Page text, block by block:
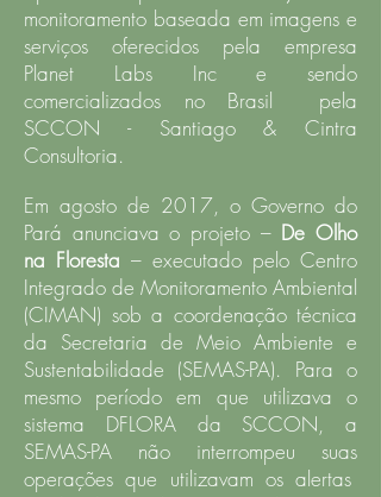
monitoramento baseada em imagens e
serviços oferecidos pela empresa
Planet Labs Inc e sendo
comercializados no Brasil pela
SCCON - Santiago & Cintra
Consultoria.
Em agosto de 2017, o Governo do
Pará anunciava o projeto – De Olho
na Floresta – executado pelo Centro
Integrado de Monitoramento Ambiental
(CIMAN) sob a coordenação técnica
da Secretaria de Meio Ambiente e
Sustentabilidade (SEMAS-PA). Para o
mesmo período em que utilizava o
sistema DFLORA da SCCON, a
SEMAS-PA não interrompeu suas
operações que utilizavam os alertas